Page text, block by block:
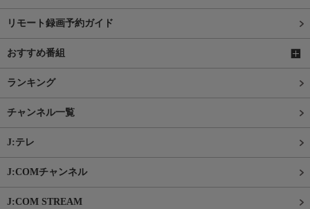
リモート録画予約ガイド
おすすめ番組
ランキング
チャンネル一覧
J:テレ
J:COMチャンネル
J:COM STREAM